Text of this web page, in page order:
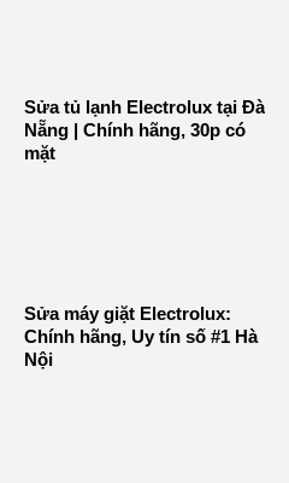
Sửa tủ lạnh Electrolux tại Đà
Nẵng | Chính hãng, 30p có
mặt
Sửa máy giặt Electrolux:
Chính hãng, Uy tín số #1 Hà
Nội